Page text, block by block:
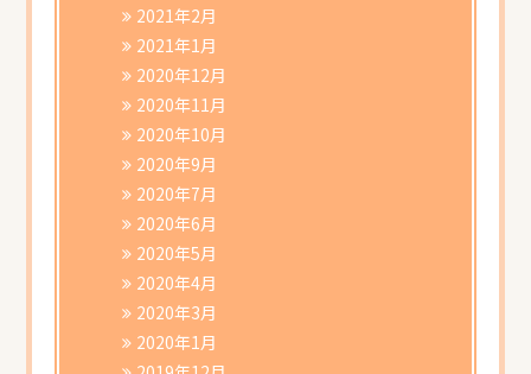
2021年2月
2021年1月
2020年12月
2020年11月
2020年10月
2020年9月
2020年7月
2020年6月
2020年5月
2020年4月
2020年3月
2020年1月